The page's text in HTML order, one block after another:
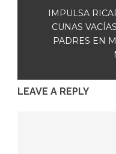
IMPULSA
CUNAS
PADRES EN
LEAVE A REPLY